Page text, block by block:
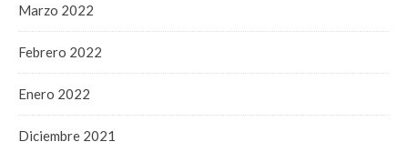
Marzo 2022
Febrero 2022
Enero 2022
Diciembre 2021